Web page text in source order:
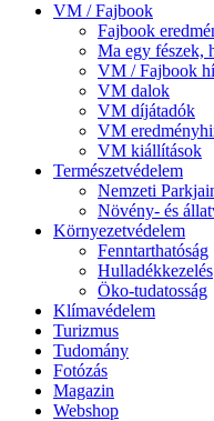
VM / Fajbook
Fajbook
Ma egy fészek,
VM / Fajbook
VM dalok
VM díjátadók
VM
VM kiállítások
Természetvédelem
Nemzeti
Növény- és
Környezetvédelem
Fenntarthatóság
Hulladékkezelés
Öko-tudatosság
Klímavédelem
Turizmus
Tudomány
Fotózás
Magazin
Webshop